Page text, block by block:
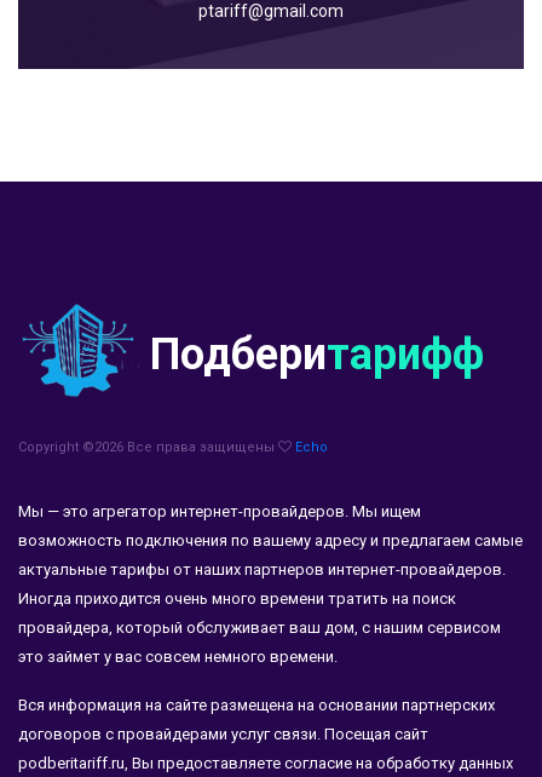
ptariff@gmail.com
Подберитарифф
Copyright ©2026 Все права защищены Echo
Мы — это агрегатор интернет-провайдеров. Мы ищем
возможность подключения по вашему адресу и предлагаем самые
актуальные тарифы от наших партнеров интернет-провайдеров.
Иногда приходится очень много времени тратить на поиск
провайдера, который обслуживает ваш дом, с нашим сервисом
это займет у вас совсем немного времени.
Вся информация на сайте размещена на основании партнерских
договоров с провайдерами услуг связи. Посещая сайт
podberitariff.ru, Вы предоставляете согласие на обработку данных